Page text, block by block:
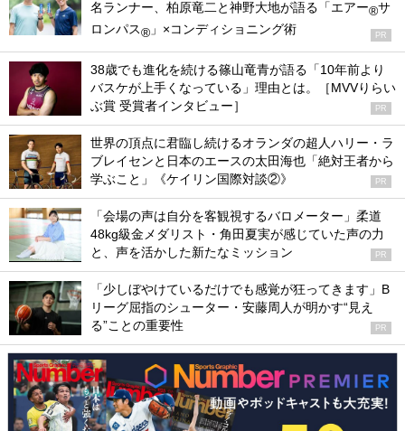
名ランナー、柏原竜二と神野大地が語る「エアー®サ
ロンパス® 」×コンディショニング術 PR
38歳でも進化を続ける篠山竜青が語る「10年前より
バスケが上手くなっている」理由とは。［MVVりらい
ぶ賞 受賞者インタビュー］
PR
世界の頂点に君臨し続けるオランダの超人ハリー・ラ
ブレイセンと日本のエースの太田海也「絶対王者から
学ぶこと」《ケイリン国際対談②》
PR
「会場の声は自分を客観視するバロメーター」柔道
48kg級金メダリスト・角田夏実が感じていた声の力
と、声を活かした新たなミッション
PR
「少しぼやけているだけでも感覚が狂ってきます」B
リーグ屈指のシューター・安藤周人が明かす“見え
る”ことの重要性
PR